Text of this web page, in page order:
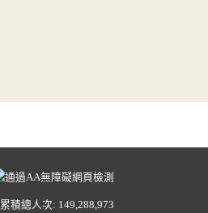
累積總人次: 149,288,973